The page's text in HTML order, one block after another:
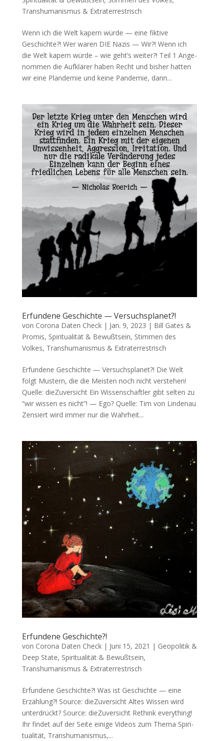
Transhumanismus & Extraterrestrisch
Wenn ich die Welt kapern würde — eine fiktive
Geschichte?! Wer waren DIE Nazis — Wir?! Wenn ich
die Welt kapern wür­de – wie geht’s wei­ter?! Teil 1 Ange­
nom­men die Auf­klä­rer haben Recht und bis­her hat­ten
wir eine Plan­de­mie und kei­ne Pan­de­mie, dann...
Erfundene Geschichte — Versuchsplanet?!
von Corona Daten Check| Jan. 9, 2023 | Bill Gates &
Promis, Spiritualität & Bewußtsein, Stimmen des
Volkes, Transhumanismus & Extraterrestrisch
Erfundene Geschichte — Versuchsplanet?! Die Welt
folgt Mus­tern, die die Meis­ten noch nicht verstehen!
Quel­le: dieZuversicht Ein Wis­sen­schaft­ler gibt sel­ten zu
“wir wis­sen es nicht”! — Ego? Quel­le: Tim von Lindenau
Zen­siert wird immer nur die Wahrheit...
Erfundene Geschichte?!
von Corona Daten Check| Juni 15, 2021 | Geopolitik &
Deep State, Spiritualität & Bewußtsein,
Transhumanismus & Extraterrestrisch
Erfundene Geschichte?! Was ist Geschich­te — eine
Erzählung?! Source: die­Zu­ver­sicht Altes Wis­sen wird
unterdrückt? Source: die­Zu­ver­sicht Rethink ever­ything!
Ihr fin­det auf der Sei­te eini­ge Vide­os zum The­ma Spi­ri­
tua­li­tät, Trans­hu­ma­nis­mus,...